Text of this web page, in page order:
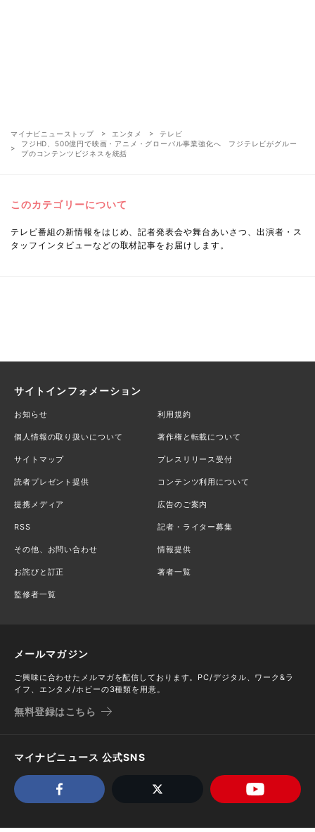
マイナビニューストップ エンタメ
テレビ
フジHD、500億円で映画・アニメ・グローバル事業強化へ フジテレビがグルー
プのコンテンツビジネスを統括
このカテゴリーについて
テレビ番組の新情報をはじめ、記者発表会や舞台あいさつ、出演者・ス
タッフインタビューなどの取材記事をお届けします。
サイトインフォメーション
お知らせ 利用規約
個人情報の取り扱いについて 著作権と転載について
サイトマップ プレスリリース受付
読者プレゼント提供 コンテンツ利用について
提携メディア 広告のご案内
RSS 記者・ライター募集
その他、お問い合わせ 情報提供
お詫びと訂正 著者一覧
監修者一覧
メールマガジン
ご興味に合わせたメルマガを配信しております。PC/デジタル、ワーク&ラ
イフ、エンタメ/ホビーの3種類を用意。
無料登録はこちら
マイナビニュース 公式SNS